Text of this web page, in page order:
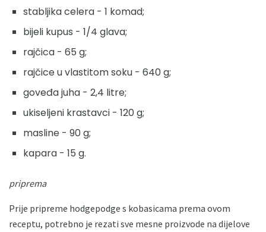
stabljika celera - 1 komad;
bijeli kupus - 1/4 glava;
rajčica - 65 g;
rajčice u vlastitom soku - 640 g;
goveđa juha - 2,4 litre;
ukiseljeni krastavci - 120 g;
masline - 90 g;
kapara - 15 g.
priprema
Prije pripreme hodgepodge s kobasicama prema ovom
receptu, potrebno je rezati sve mesne proizvode na dijelove